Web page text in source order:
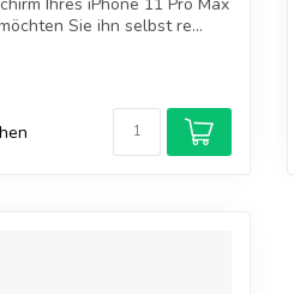
Sie ihn selbst re...